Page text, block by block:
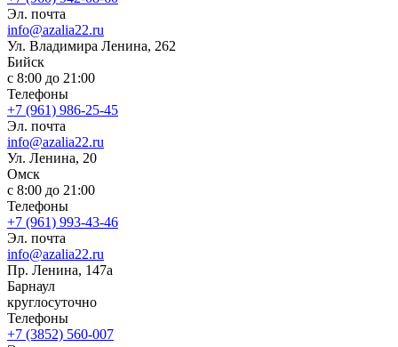
Эл. почта
info@azalia22.ru
Ул. Владимира Ленина, 262
Бийск
с 8:00 до 21:00
Телефоны
+7 (961) 986-25-45
Эл. почта
info@azalia22.ru
Ул. Ленина, 20
Омск
с 8:00 до 21:00
Телефоны
+7 (961) 993-43-46
Эл. почта
info@azalia22.ru
Пр. Ленина, 147а
Барнаул
круглосуточно
Телефоны
+7 (3852) 560-007